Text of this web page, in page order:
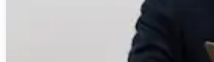
Postes pour lesquels les absences de dernière
prévoyez des exceptions claires pour
ne doivent pas exclure un collaborateur du bénéfice de
même afin que les managers n'aient pas à les interpréter